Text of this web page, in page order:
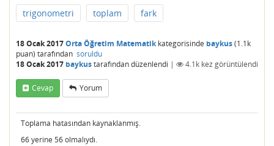
trigonometri toplam fark
18 Ocak 2017Orta Öğretim Matematikkategorisinde baykus(1.1k
puan) tarafından soruldu
18 Ocak 2017 baykustarafındandüzenlendi | 4.1k kez görüntülendi
Cevap Yorum
Toplama hatasından kaynaklanmış.
66 yerine 56 olmalıydı.